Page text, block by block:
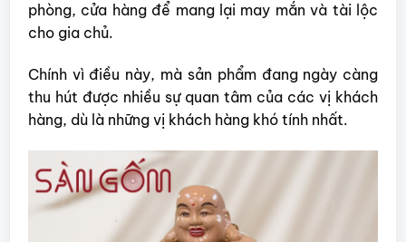
phòng, cửa hàng để mang lại may mắn và tài lộc
cho gia chủ.
Chính vì điều này, mà sản phẩm đang ngày càng
thu hút được nhiều sự quan tâm của các vị khách
hàng, dù là những vị khách hàng khó tính nhất.